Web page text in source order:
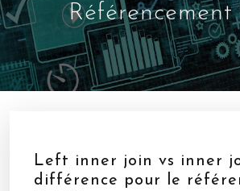
Référencement
Left inner join vs inner
différence pour le